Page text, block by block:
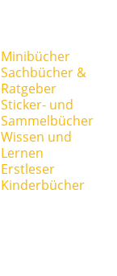
Minibücher
Sachbücher &
Ratgeber
Sticker- und
Sammelbücher
Wissen und
Lernen
Erstleser
Kinderbücher